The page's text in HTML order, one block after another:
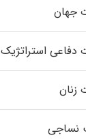
جهان
دفاعی استراتژیک
زنان
نساجی